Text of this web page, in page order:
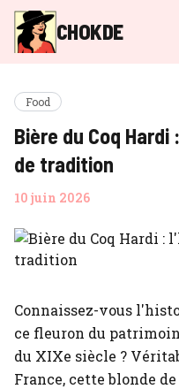
CHOKDE
Food
Bière du Coq
de tradition
10 juin 2026
Connaissez-vous
ce fleuron du
du XIXe siècle ?
France, cette blonde